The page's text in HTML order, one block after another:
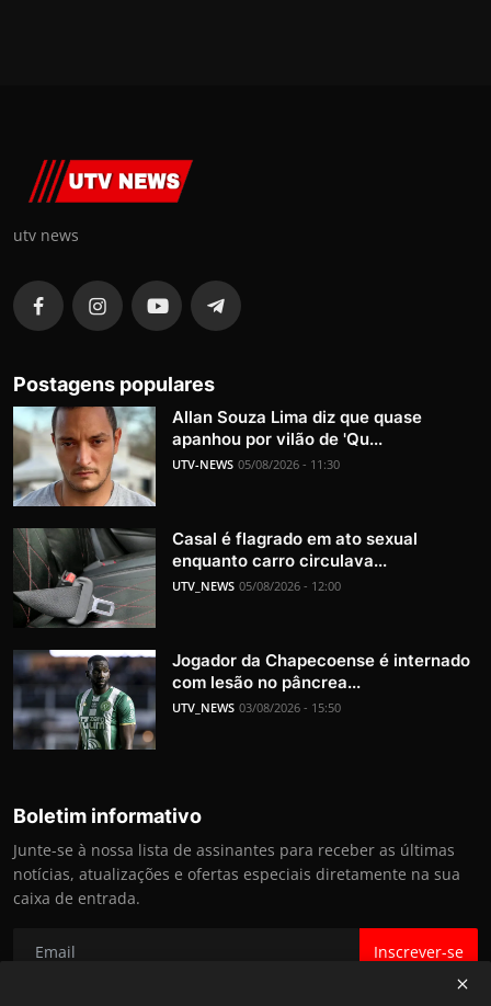
utv news
Postagens populares
Allan Souza Lima diz que quase
apanhou por vilão de 'Qu...
UTV-NEWS 05/08/2026 - 11:30
Casal é flagrado em ato sexual
enquanto carro circulava...
UTV_NEWS 05/08/2026 - 12:00
Jogador da Chapecoense é internado
com lesão no pâncrea...
UTV_NEWS 03/08/2026 - 15:50
Boletim informativo
Junte-se à nossa lista de assinantes para receber as últimas
notícias, atualizações e ofertas especiais diretamente na sua
caixa de entrada.
Inscrever-se